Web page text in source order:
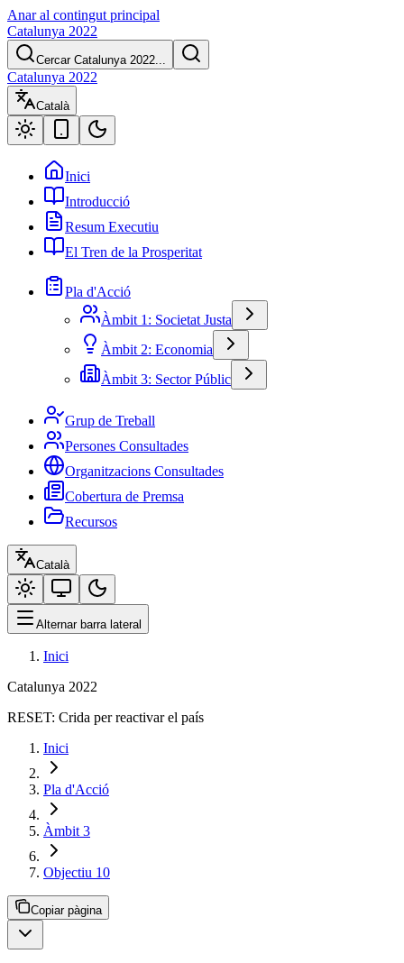
Anar al contingut principal
Catalunya 2022
Cercar Catalunya 2022...
Catalunya 2022
Català
Inici
Introducció
Resum Executiu
El Tren de la Prosperitat
Pla d'Acció
Àmbit 1: Societat Justa
Àmbit 2: Economia
Àmbit 3: Sector Públic
Grup de Treball
Persones Consultades
Organitzacions Consultades
Cobertura de Premsa
Recursos
Català
Alternar barra lateral
Inici
Catalunya 2022
RESET: Crida per reactivar el país
Inici
Pla d'Acció
Àmbit 3
Objectiu 10
Copiar pàgina